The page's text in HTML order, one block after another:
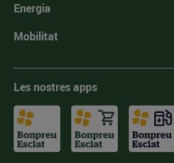
Energia
Mobilitat
Les nostres apps